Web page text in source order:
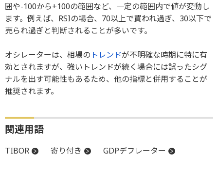
囲や-100から+100の範囲など、一定の範囲内で値が変動し
ます。例えば、RSIの場合、70以上で買われ過ぎ、30以下で
売られ過ぎと判断されることが多いです。
オシレーターは、相場の トレンドが不明確な時期に特に有
効とされますが、強いトレンドが続く場合には誤ったシグ
ナルを出す可能性もあるため、他の指標と併用することが
推奨されます。
関連用語
TIBOR 寄り付き GDPデフレーター